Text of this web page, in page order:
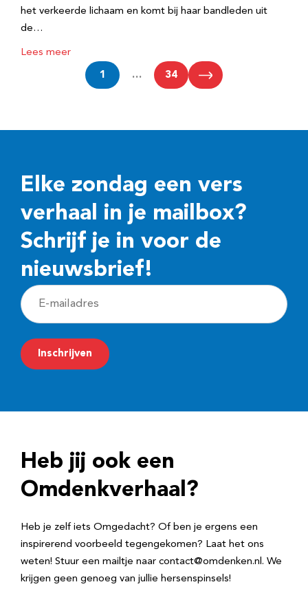
het verkeerde lichaam en komt bij haar bandleden uit
de…
Lees meer
1 … 34
Elke zondag een vers
verhaal in je mailbox?
Schrijf je in voor de
nieuwsbrief!
E
-
m
a
r
e
Inschrijven
Heb jij ook een
Omdenkverhaal?
Heb je zelf iets Omgedacht? Of ben je ergens een
inspirerend voorbeeld tegengekomen? Laat het ons
weten! Stuur een mailtje naar contact@omdenken.nl. We
krijgen geen genoeg van jullie hersenspinsels!